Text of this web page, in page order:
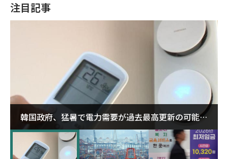
注目記事
韓国政府、猛暑で電力需要が過去最高更新の可能性
に需給対応体制を点検